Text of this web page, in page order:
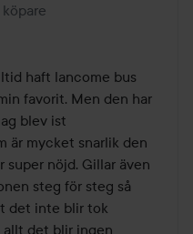
haft lancome bus
favorit. Men den har
blev ist
är mycket snarlik den
super nöjd. Gillar även
steg för steg så
det inte blir tok
allt det blir ingen